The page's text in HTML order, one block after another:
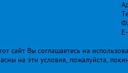
сайт Вы соглашаетесь на
на эти условия, пожалуйста,